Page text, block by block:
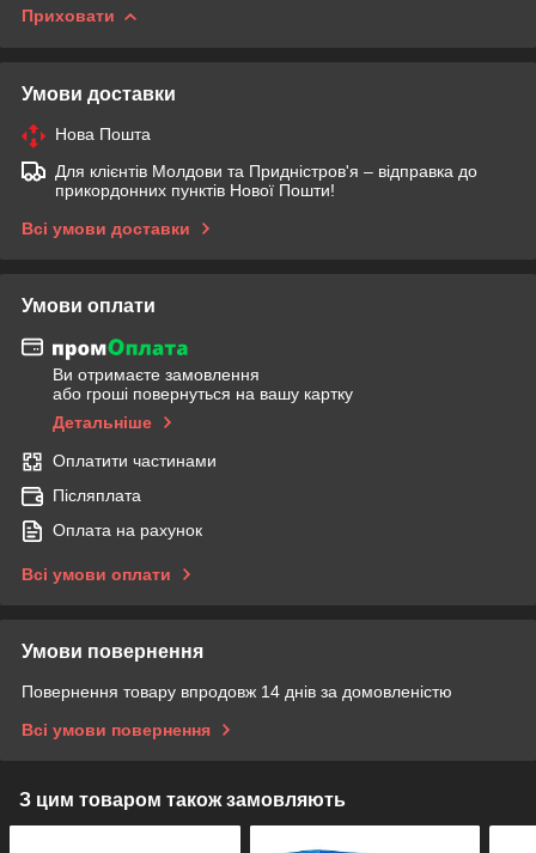
Приховати
Умови доставки
Нова Пошта
Для клієнтів Молдови та Придністров'я – відправка до
прикордонних пунктів Нової Пошти!
Всі умови доставки
Умови оплати
Ви отримаєте замовлення
або гроші повернуться на вашу картку
Детальніше
Оплатити частинами
Післяплата
Оплата на рахунок
Всі умови оплати
Умови повернення
Повернення товару впродовж 14 днів за домовленістю
Всі умови повернення
З цим товаром також замовляють